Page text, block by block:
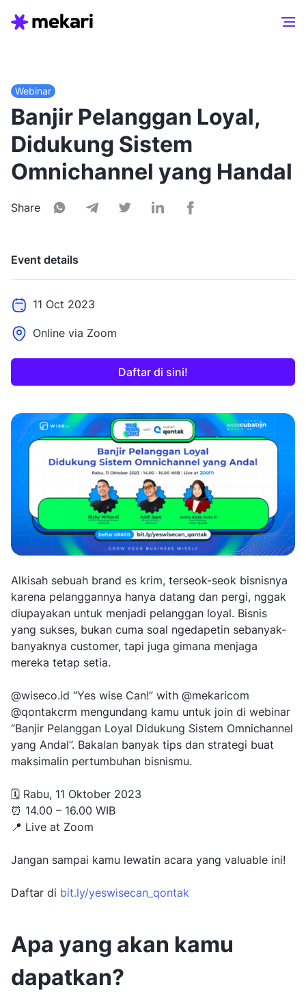
Webinar
Banjir Pelanggan Loyal,
Didukung Sistem
Omnichannel yang Handal
Share
Event details
11 Oct 2023
Online via Zoom
Daftar di sini!
Alkisah sebuah brand es krim, terseok-seok bisnisnya
karena pelanggannya hanya datang dan pergi, nggak
diupayakan untuk menjadi pelanggan loyal. Bisnis
yang sukses, bukan cuma soal ngedapetin sebanyak-
banyaknya customer, tapi juga gimana menjaga
mereka tetap setia.
@wiseco.id “Yes wise Can!” with @mekaricom
@qontakcrm mengundang kamu untuk join di webinar
“Banjir Pelanggan Loyal Didukung Sistem Omnichannel
yang Andal”. Bakalan banyak tips dan strategi buat
maksimalin pertumbuhan bisnismu.
🗓 Rabu, 11 Oktober 2023
⏰ 14.00 – 16.00 WIB
📍 Live at Zoom
Jangan sampai kamu lewatin acara yang valuable ini!
Daftar di bit.ly/yeswisecan_qontak
Apa yang akan kamu
dapatkan?